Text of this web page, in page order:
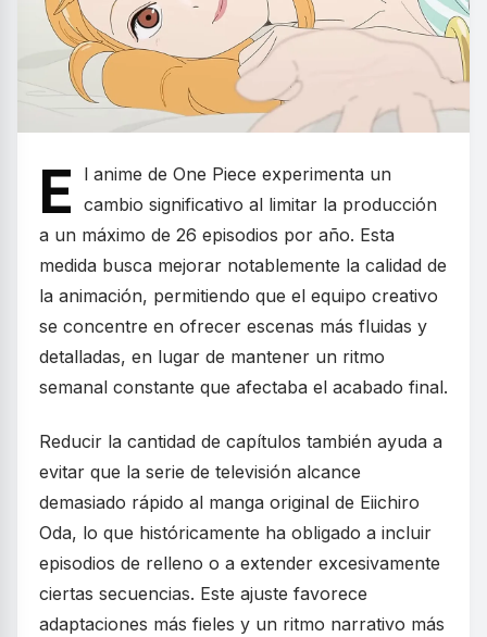
E
l anime de One Piece experimenta un
cambio significativo al limitar la producción
a un máximo de 26 episodios por año. Esta
medida busca mejorar notablemente la calidad de
la animación, permitiendo que el equipo creativo
se concentre en ofrecer escenas más fluidas y
detalladas, en lugar de mantener un ritmo
semanal constante que afectaba el acabado final.
Reducir la cantidad de capítulos también ayuda a
evitar que la serie de televisión alcance
demasiado rápido al manga original de Eiichiro
Oda, lo que históricamente ha obligado a incluir
episodios de relleno o a extender excesivamente
ciertas secuencias. Este ajuste favorece
adaptaciones más fieles y un ritmo narrativo más